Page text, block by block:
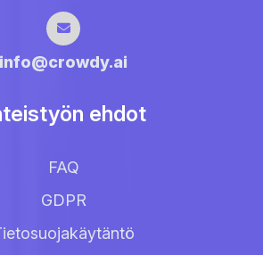
info@crowdy.ai
ehdot
FAQ
GDPR